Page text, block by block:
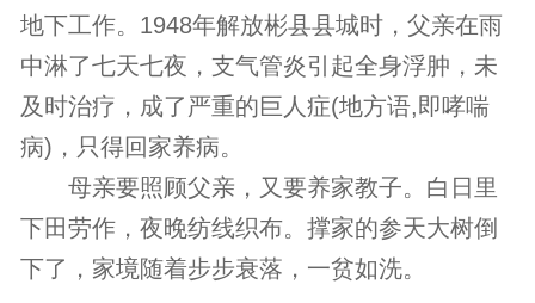
地下工作。1948年解放彬县县城时，父亲在雨
中淋了七天七夜，支气管炎引起全身浮肿，未
及时治疗，成了严重的巨人症(地方语,即哮喘
病)，只得回家养病。
母亲要照顾父亲，又要养家教子。白日里
下田劳作，夜晚纺线织布。撑家的参天大树倒
下了，家境随着步步衰落，一贫如洗。